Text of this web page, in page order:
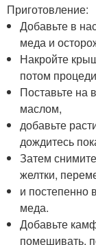
Приготовление:
Добавьте в
меда и
Накройте
потом
Поставьте на
маслом,
добавьте
дождитесь
Затем
желтки,
и постепенно
меда.
Добавьте
помешивать,